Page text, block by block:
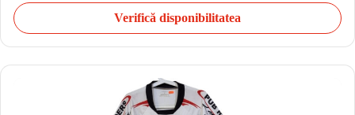
Verifică disponibilitatea